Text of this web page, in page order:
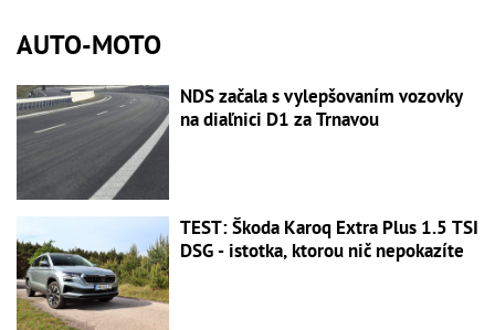
AUTO-MOTO
NDS začala s vylepšovaním vozovky
na diaľnici D1 za Trnavou
TEST: Škoda Karoq Extra Plus 1.5 TSI
DSG - istotka, ktorou nič nepokazíte